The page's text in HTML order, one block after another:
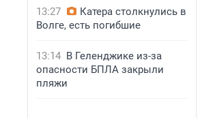
13:27
Катера столкнулись в
Волге, есть погибшие
13:14 В Геленджике из-за
опасности БПЛА закрыли
пляжи